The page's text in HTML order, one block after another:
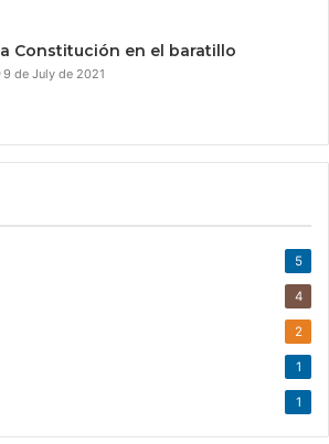
Constitución en el baratillo
9 de July de 2021
5
4
2
1
1